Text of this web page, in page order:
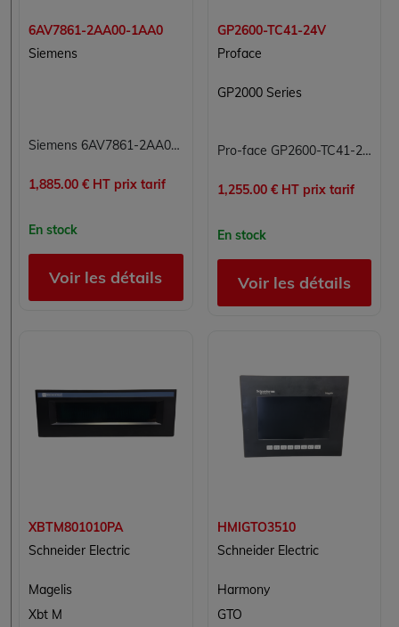
6AV7861-2AA00-1AA0
Siemens
Siemens 6AV7861-2AA00-1AA0 SIMATIC Flat Panel 15 IHM écran industriel
1,885.00 € HT prix tarif
En stock
Voir les détails
GP2600-TC41-24V
Proface
GP2000 Series
Pro-face GP2600-TC41-24V IHM écran tactile 12,1 pouces TFT 256 couleurs série GP2000
1,255.00 € HT prix tarif
En stock
Voir les détails
XBTM801010PA
Schneider Electric
Magelis
Xbt M
HMIGTO3510
Schneider Electric
Harmony
GTO